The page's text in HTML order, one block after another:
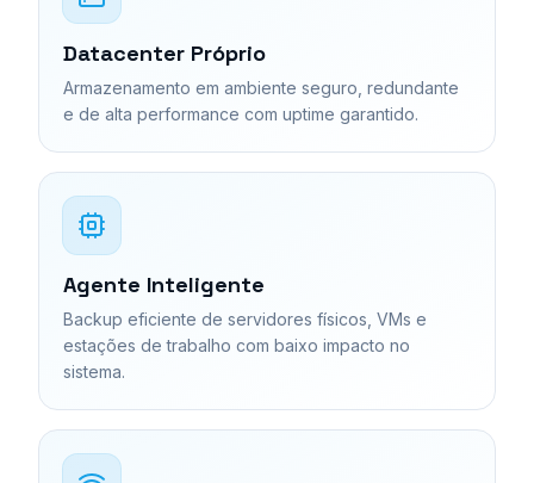
Datacenter Próprio
Armazenamento em ambiente seguro, redundante
e de alta performance com uptime garantido.
Agente Inteligente
Backup eficiente de servidores físicos, VMs e
estações de trabalho com baixo impacto no
sistema.